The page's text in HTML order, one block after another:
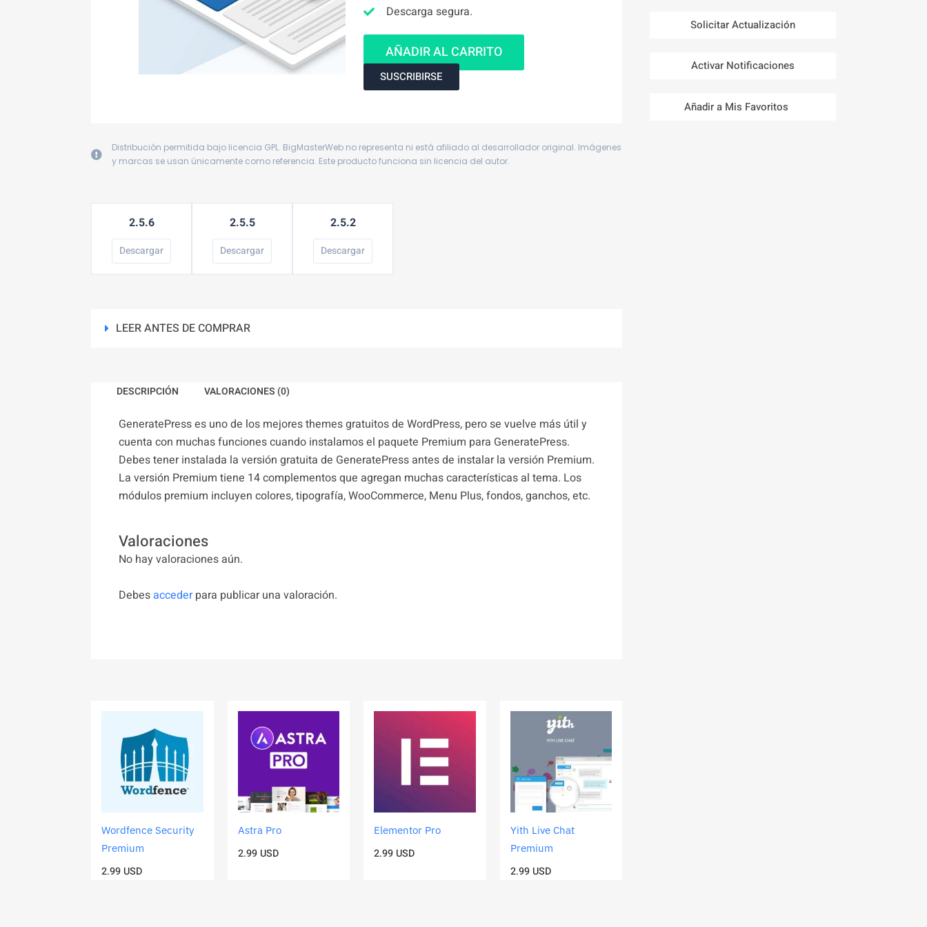
Descarga segura.
Premium
cantidad
AÑADIR AL CARRITO
SUSCRIBIRSE
Distribución permitida bajo licencia GPL. BigMasterWeb no representa ni está afiliado al desarrollador original. Imágenes
y marcas se usan únicamente como referencia. Este producto funciona sin licencia del autor.
2.5.6
Descargar
2.5.5
Descargar
2.5.2
Descargar
LEER ANTES DE COMPRAR
DESCRIPCIÓN VALORACIONES (0)
GeneratePress es uno de los mejores themes gratuitos de WordPress, pero se vuelve más útil y
cuenta con muchas funciones cuando instalamos el paquete Premium para GeneratePress.
Debes tener instalada la versión gratuita de GeneratePress antes de instalar la versión Premium.
La versión Premium tiene 14 complementos que agregan muchas características al tema. Los
módulos premium incluyen colores, tipografía, WooCommerce, Menu Plus, fondos, ganchos, etc.
Valoraciones
No hay valoraciones aún.
Debesaccederpara publicar una valoración.
Wordfence Security
Premium
2.99 USD
Astra Pro
2.99 USD
Elementor Pro
2.99 USD
Yith Live Chat
Premium
2.99 USD
Solicitar Actualización
Activar Notificaciones
Añadir a Mis Favoritos